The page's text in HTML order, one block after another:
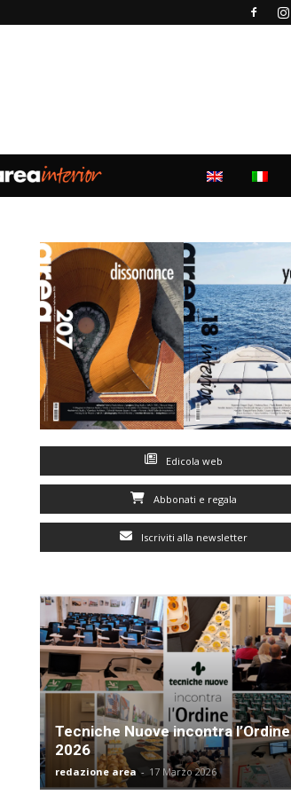
Edicola web
Abbonati e regala
Iscriviti alla newsletter
Tecniche Nuove incontra l’Ordine
2026
redazione area - 17 Marzo 2026